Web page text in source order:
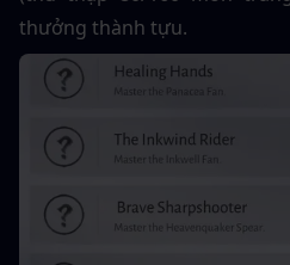
thưởng thành tựu.